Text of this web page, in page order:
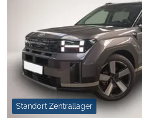
Standort Zentrallager